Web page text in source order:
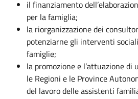
il finanziamento
per la famiglia;
la riorganizzazione dei
potenziarne gli interventi
famiglie;
la promozione e l’attuazione di
le Regioni e le Province
del lavoro delle assistenti